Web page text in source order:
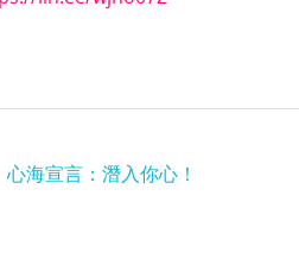
心海宣言：潛入你心！